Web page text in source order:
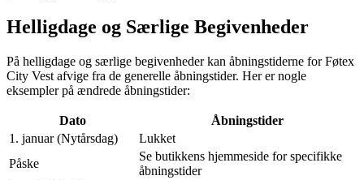
Helligdage og Særlige Begivenheder
På helligdage og særlige begivenheder kan åbningstiderne for Føtex
City Vest afvige fra de generelle åbningstider. Her er nogle
eksempler på ændrede åbningstider:
Dato
Åbningstider
1. januar (Nytårsdag)
Lukket
Påske
Se butikkens hjemmeside for specifikke
åbningstider